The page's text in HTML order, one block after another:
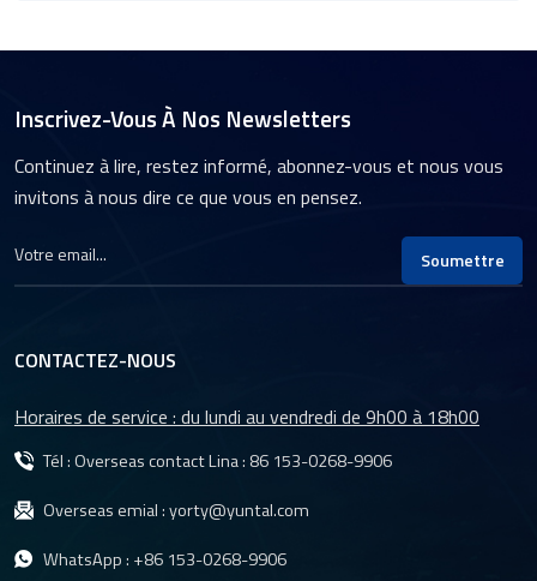
Inscrivez-Vous À Nos Newsletters
Continuez à lire, restez informé, abonnez-vous et nous vous
invitons à nous dire ce que vous en pensez.
Soumettre
CONTACTEZ-NOUS
Horaires de service : du lundi au vendredi de 9h00 à 18h00
Tél : Overseas contact Lina : 86 153-0268-9906
Overseas emial :yorty@yuntal.com
WhatsApp : +86 153-0268-9906